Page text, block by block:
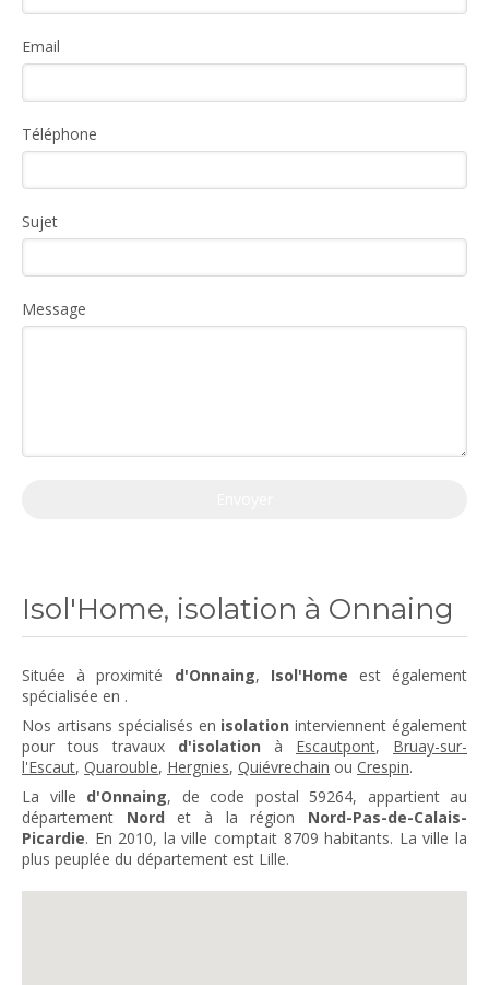
Email
Téléphone
Sujet
Message
Isol'Home, isolation à Onnaing
Située à proximité d'Onnaing, Isol'Home est également
spécialisée en .
Nos artisans spécialisés en isolation interviennent également
pour tous travaux d'isolation à Escautpont, Bruay-sur-
l'Escaut, Quarouble, Hergnies, Quiévrechain ou Crespin.
La ville d'Onnaing, de code postal 59264, appartient au
département Nord et à la région Nord-Pas-de-Calais-
Picardie. En 2010, la ville comptait 8709 habitants. La ville la
plus peuplée du département est Lille.